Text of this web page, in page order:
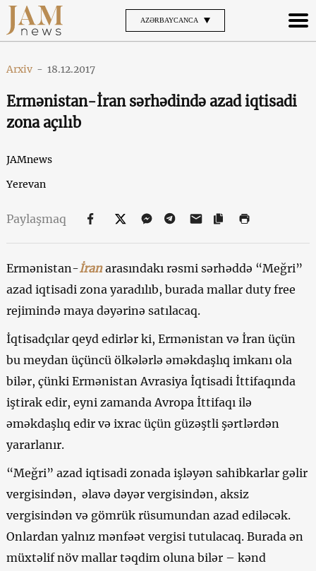
AZƏRBAYCANCA
Arxiv - 18.12.2017
Ermənistan-İran sərhədində azad iqtisadi
zona açılıb
JAMnews
Yerevan
Paylaşmaq
Ermənistan-İranarasındakı rəsmi sərhəddə “Meğri”
azad iqtisadi zona yaradılıb, burada mallar duty free
rejimində maya dəyərinə satılacaq.
İqtisadçılar qeyd edirlər ki, Ermənistan və İran üçün
bu meydan üçüncü ölkələrlə əməkdaşlıq imkanı ola
bilər, çünki Ermənistan Avrasiya İqtisadi İttifaqında
iştirak edir, eyni zamanda Avropa İttifaqı ilə
əməkdaşlıq edir və ixrac üçün güzəştli şərtlərdən
yararlanır.
“Meğri” azad iqtisadi zonada işləyən sahibkarlar gəlir
vergisindən, əlavə dəyər vergisindən, aksiz
vergisindən və gömrük rüsumundan azad ediləcək.
Onlardan yalnız mənfəət vergisi tutulacaq. Burada ən
müxtəlif növ mallar təqdim oluna bilər – kənd